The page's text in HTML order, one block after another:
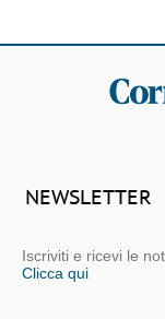
NEWSLETTER
Iscriviti e ricevi le
Clicca qui